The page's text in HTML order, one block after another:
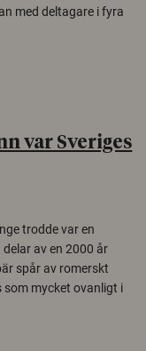
med deltagare i fyra
var Sveriges
trodde var en
av en 2000 år
spår av romerskt
som mycket ovanligt i